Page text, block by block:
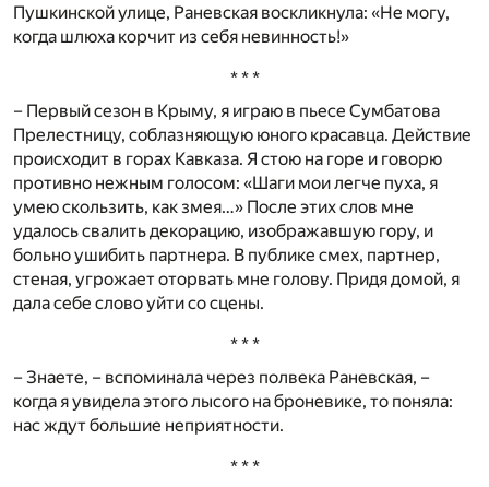
Пушкинской улице, Раневская воскликнула: «Не могу,
когда шлюха корчит из себя невинность!»
* * *
– Первый сезон в Крыму, я играю в пьесе Сумбатова
Прелестницу, соблазняющую юного красавца. Действие
происходит в горах Кавказа. Я стою на горе и говорю
противно нежным голосом: «Шаги мои легче пуха, я
умею скользить, как змея…» После этих слов мне
удалось свалить декорацию, изображавшую гору, и
больно ушибить партнера. В публике смех, партнер,
стеная, угрожает оторвать мне голову. Придя домой, я
дала себе слово уйти со сцены.
* * *
– Знаете, – вспоминала через полвека Раневская, –
когда я увидела этого лысого на броневике, то поняла:
нас ждут большие неприятности.
* * *